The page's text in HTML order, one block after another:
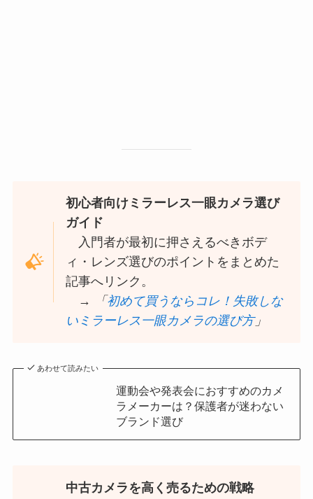
初心者向けミラーレス一眼カメラ選び
ガイド
入門者が最初に押さえるべきボデ
ィ・レンズ選びのポイントをまとめた
記事へリンク。
→
「 初めて買うならコレ！失敗しな
いミラーレス一眼カメラの選び方」
あわせて読みたい
運動会や発表会におすすめのカメ
ラメーカーは？保護者が迷わない
ブランド選び
中古カメラを高く売るための戦略